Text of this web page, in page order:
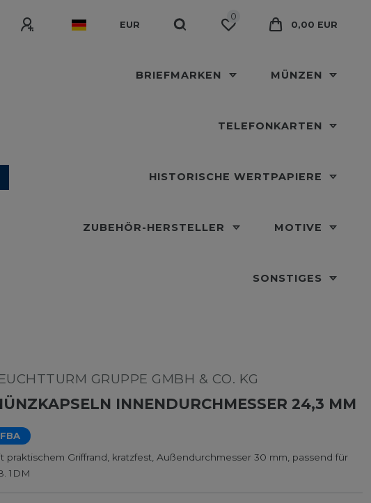
EUR
0
0,00 EUR
BRIEFMARKEN MÜNZEN
TELEFONKARTEN
HISTORISCHE WERTPAPIERE
ZUBEHÖR-HERSTELLER MOTIVE
SONSTIGES
GRUPPE GMBH & CO. KG
INNENDURCHMESSER 24,3 MM
FBA
praktischem Griffrand, kratzfest, Außendurchmesser 30 mm, passend für
1DM